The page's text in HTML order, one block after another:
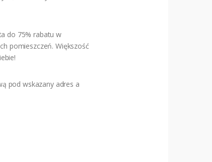
do 75% rabatu w
pomieszczeń. Większość
pod wskazany adres a